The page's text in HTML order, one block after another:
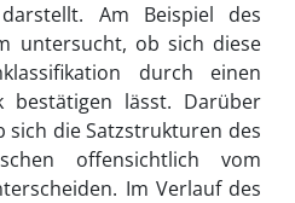
Am Beispiel des
untersucht, ob sich diese
durch einen
bestätigen lässt. Darüber
die Satzstrukturen des
offensichtlich vom
Im Verlauf des